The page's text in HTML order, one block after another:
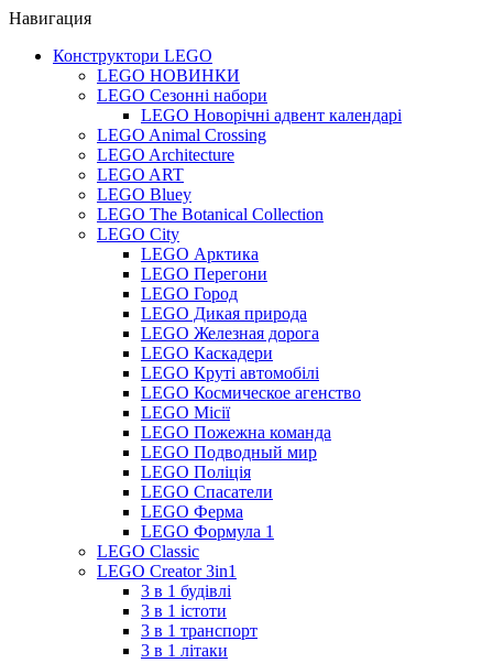
Навигация
Конструктори LEGO
LEGO НОВИНКИ
LEGO Сезонні набори
LEGO Новорічні адвент календарі
LEGO Animal Crossing
LEGO Architecture
LEGO ART
LEGO Bluey
LEGO The Botanical Collection
LEGO City
LEGO Арктика
LEGO Перегони
LEGO Город
LEGO Дикая природа
LEGO Железная дорога
LEGO Каскадери
LEGO Круті автомобілі
LEGO Космическое агенство
LEGO Місії
LEGO Пожежна команда
LEGO Подводный мир
LEGO Поліція
LEGO Спасатели
LEGO Ферма
LEGO Формула 1
LEGO Classic
LEGO Creator 3in1
3 в 1 будівлі
3 в 1 істоти
3 в 1 транспорт
3 в 1 літаки